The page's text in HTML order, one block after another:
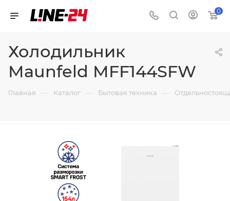
0
Холодильник
Maunfeld MFF144SFW
Главная — Каталог — Бытовая техника —